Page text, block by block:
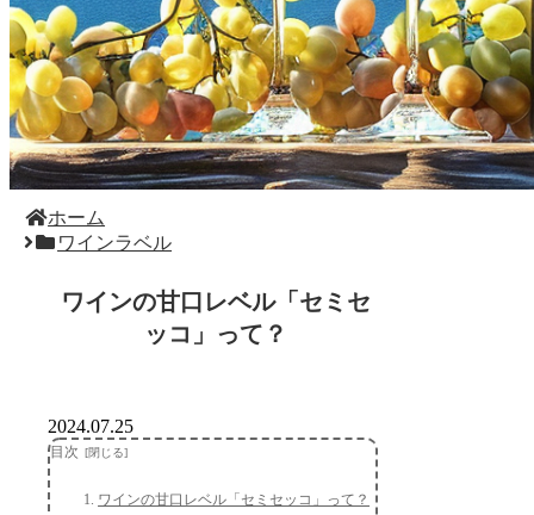
ホーム
ワインラベル
ワインの甘口レベル「セミセ
ッコ」って？
2024.07.25
目次
ワインの甘口レベル「セミセッコ」って？